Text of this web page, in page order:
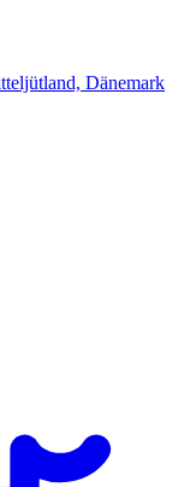
Dänemark